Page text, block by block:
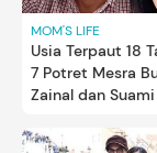
MOM'S LIFE
Usia Terpaut 18
7 Potret Mesra
Zainal dan Suami